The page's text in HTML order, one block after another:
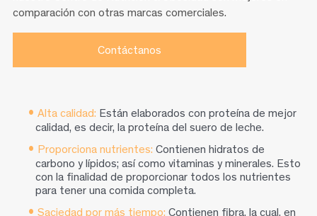
comparación con otras marcas comerciales.
Contáctanos
Alta calidad: Están elaborados con proteína de mejor
calidad, es decir, la proteína del suero de leche.
Proporciona nutrientes: Contienen hidratos de
carbono y lípidos; así como vitaminas y minerales. Esto
con la ﬁnalidad de proporcionar todos los nutrientes
para tener una comida completa.
Saciedad por más tiempo: Contienen ﬁbra, la cual, en